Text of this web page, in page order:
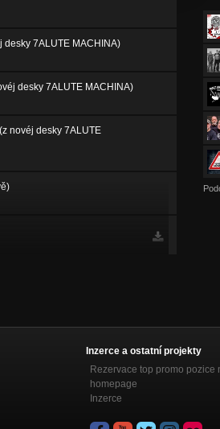
desky 7ALUTE MACHINA)
desky 7ALUTE MACHINA)
novéj desky 7ALUTE
Inzerce a ostatní projekty
Rezervace top promo pozice
homepage
Inzerce